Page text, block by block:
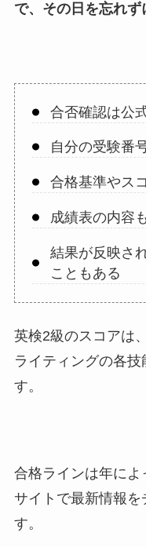
で、その日を忘れず
合否確認は公
自分の受験番
合格基準やス
成績表の内容
結果が反映さ
こともある
英検2級のスコアは
ライティングの各
す。
合格ラインは年に
サイトで最新情報
す。